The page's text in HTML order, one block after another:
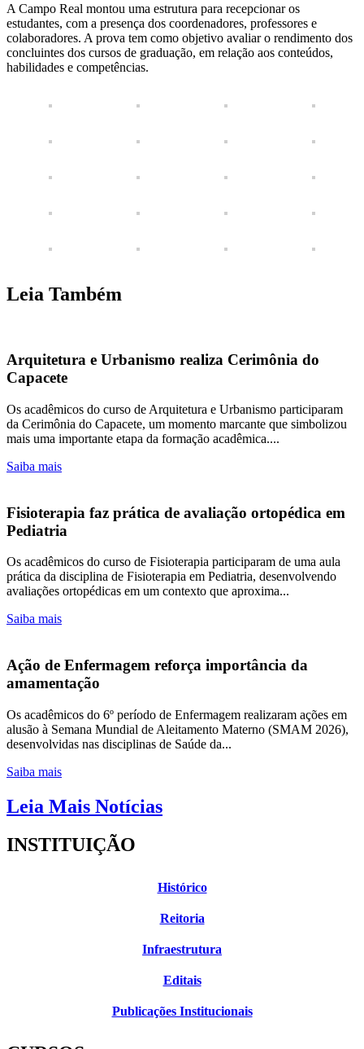
A Campo Real montou uma estrutura para recepcionar os
estudantes, com a presença dos coordenadores, professores e
colaboradores. A prova tem como objetivo avaliar o rendimento dos
concluintes dos cursos de graduação, em relação aos conteúdos,
habilidades e competências.
Leia Também
Arquitetura e Urbanismo realiza Cerimônia do
Capacete
Os acadêmicos do curso de Arquitetura e Urbanismo participaram
da Cerimônia do Capacete, um momento marcante que simbolizou
mais uma importante etapa da formação acadêmica....
Saiba mais
Fisioterapia faz prática de avaliação ortopédica em
Pediatria
Os acadêmicos do curso de Fisioterapia participaram de uma aula
prática da disciplina de Fisioterapia em Pediatria, desenvolvendo
avaliações ortopédicas em um contexto que aproxima...
Saiba mais
Ação de Enfermagem reforça importância da
amamentação
Os acadêmicos do 6º período de Enfermagem realizaram ações em
alusão à Semana Mundial de Aleitamento Materno (SMAM 2026),
desenvolvidas nas disciplinas de Saúde da...
Saiba mais
Leia Mais Notícias
INSTITUIÇÃO
Histórico
Reitoria
Infraestrutura
Editais
Publicações Institucionais